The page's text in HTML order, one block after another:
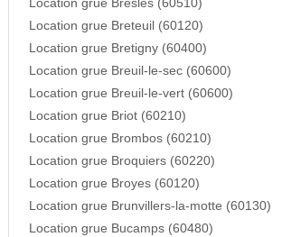
Location grue Bresles (60510)
Location grue Breteuil (60120)
Location grue Bretigny (60400)
Location grue Breuil-le-sec (60600)
Location grue Breuil-le-vert (60600)
Location grue Briot (60210)
Location grue Brombos (60210)
Location grue Broquiers (60220)
Location grue Broyes (60120)
Location grue Brunvillers-la-motte (60130)
Location grue Bucamps (60480)